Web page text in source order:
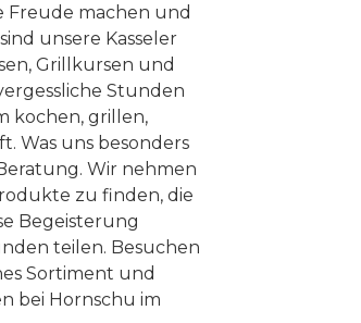
Freude machen und
unsere Kasseler
Grillkursen und
Stunden
kochen, grillen,
Was uns besonders
Wir nehmen
zu finden, die
Begeisterung
teilen. Besuchen
Sortiment und
bei Hornschu im